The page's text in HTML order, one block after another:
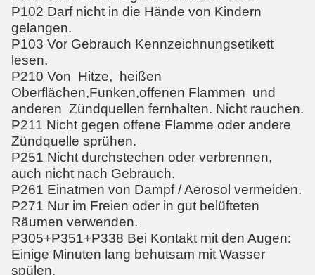
P102 Darf nicht in die Hände von Kindern
gelangen.
P103 Vor Gebrauch Kennzeichnungsetikett
lesen.
P210 Von Hitze, heißen
Oberflächen,Funken,offenen Flammen und
anderen Zündquellen fernhalten. Nicht rauchen.
P211 Nicht gegen offene Flamme oder andere
Zündquelle sprühen.
P251 Nicht durchstechen oder verbrennen,
auch nicht nach Gebrauch.
P261 Einatmen von Dampf / Aerosol vermeiden.
P271 Nur im Freien oder in gut belüfteten
Räumen verwenden.
P305+P351+P338 Bei Kontakt mit den Augen:
Einige Minuten lang behutsam mit Wasser
spülen.